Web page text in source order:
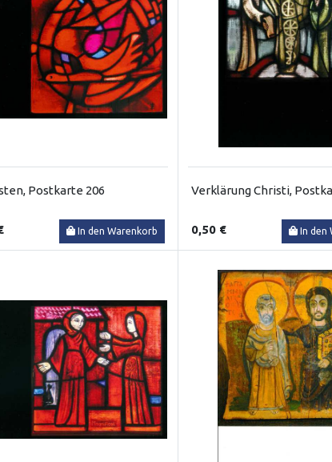
Postkarte 206
In den Warenkorb
Verklärung Christi,
0,50 € In den